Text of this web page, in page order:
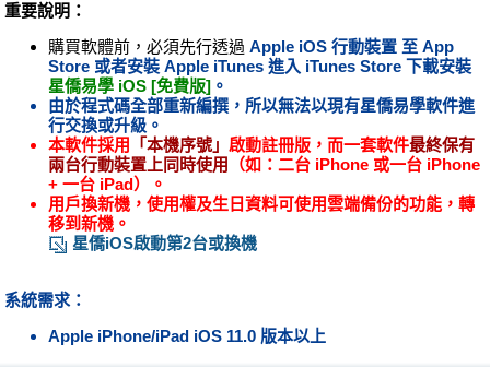
重要說明：
購買軟體前，必須先行透過Apple iOS 行動裝置 至App
Store 或者安裝Apple iTunes 進入 iTunes Store 下載安裝
星僑易學 iOS [免費版] 。
由於程式碼全部重新編撰，所以無法以現有星僑易學軟件進
行交換或升級。
本軟件採用
「本機序號」 啟動註冊版，而一套軟件最終保有
兩台行動裝置上同時使用
（如：二台 iPhone 或一台 iPhone
+ 一台 iPad）。
用戶換新機，使用權及生日資料可使用雲端備份的功能，轉
移到新機。
星僑iOS啟動第2台或換機
系統需求：
Apple iPhone/iPad iOS 11.0 版本以上